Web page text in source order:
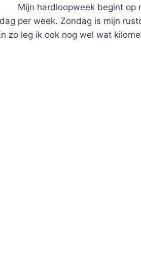
Mijn hardloopweek begint op
per week. Zondag is mijn
zo leg ik ook nog wel wat